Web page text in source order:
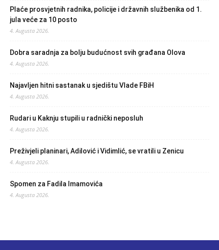
Plaće prosvjetnih radnika, policije i državnih službenika od 1.
jula veće za 10 posto
4. Augusta 2026.
Dobra saradnja za bolju budućnost svih građana Olova
4. Augusta 2026.
Najavljen hitni sastanak u sjedištu Vlade FBiH
4. Augusta 2026.
Rudari u Kaknju stupili u radnički neposluh
4. Augusta 2026.
Preživjeli planinari, Adilović i Vidimlić, se vratili u Zenicu
4. Augusta 2026.
Spomen za Fadila Imamovića
4. Augusta 2026.